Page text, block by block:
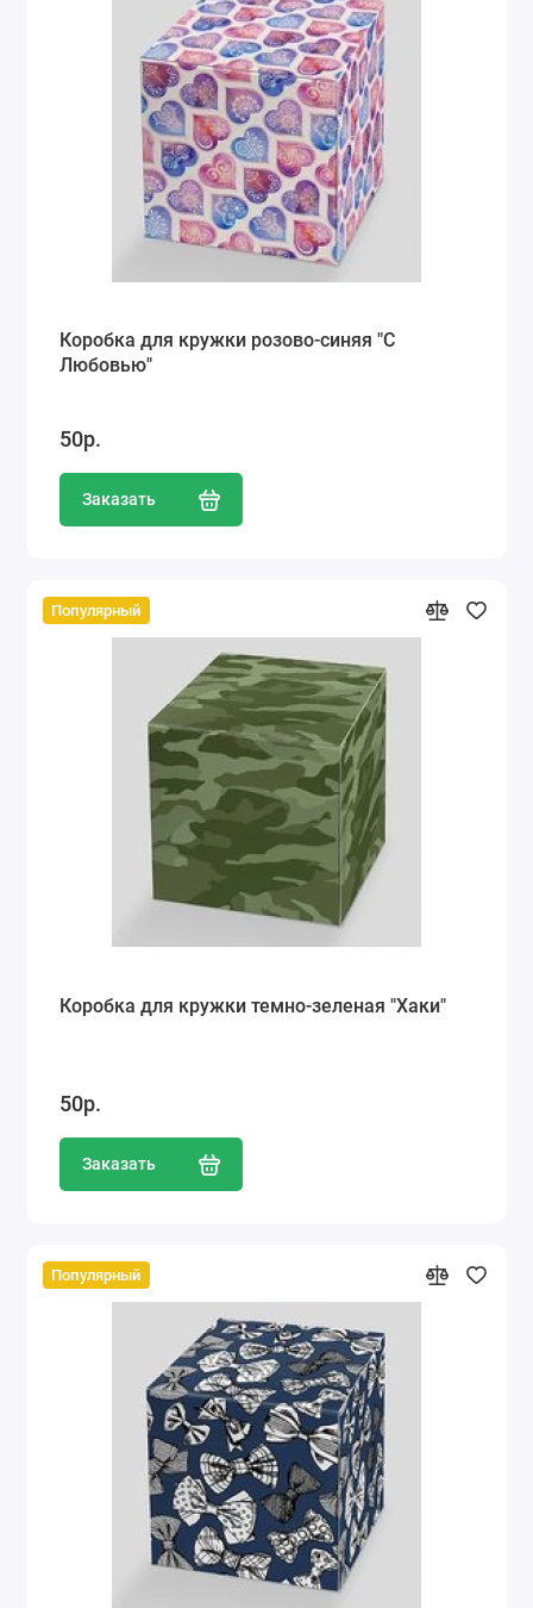
Коробка для кружки розово-синяя "С
Любовью"
50р.
Заказать
Популярный
Коробка для кружки темно-зеленая "Хаки"
50р.
Заказать
Популярный